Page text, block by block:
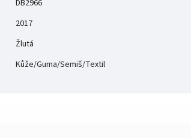
DB2966
2017
Žlutá
Kůže/Guma/Semiš/Textil